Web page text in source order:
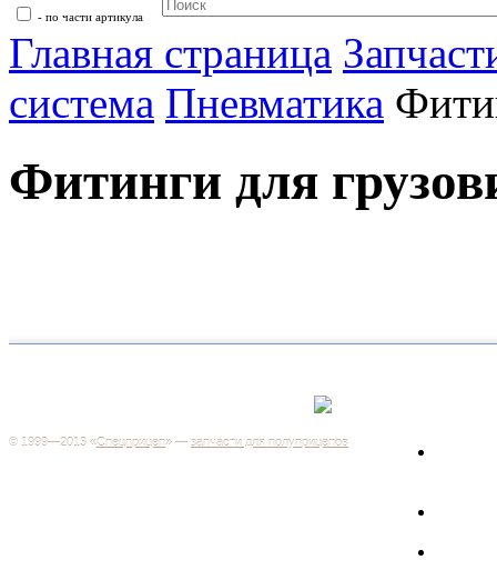
- по части артикула
Главная страница
система Пневматика
Фитинги для
© 1999—2013 «Спецприцеп» — запчасти для полуприцепов